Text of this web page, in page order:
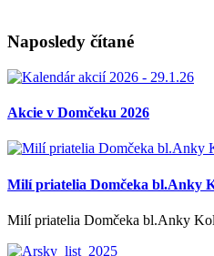
Naposledy čítané
Akcie v Domčeku 2026
Milí priatelia Domčeka bl.Anky
Milí priatelia Domčeka bl.Anky